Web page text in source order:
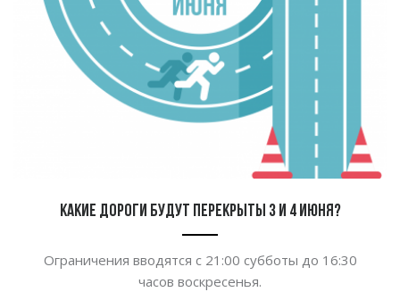
Какие дороги будут перекрыты 3 и 4 июня?
Ограничения вводятся с 21:00 субботы до 16:30
часов воскресенья.